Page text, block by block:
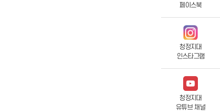
페이스북
청정지대
인스타그램
청정지대
유튜브 채널